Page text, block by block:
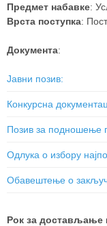
Предмет набавке:
Врста поступка:
Документа:
Јавни позив:
Конкурсна
Позив за подношење
Одлука о избору
Обавештење о
Рок за достављање